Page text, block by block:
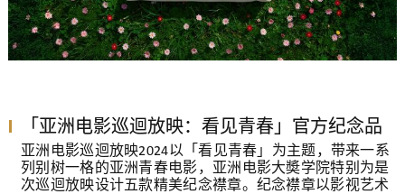
「亚洲电影巡迴放映：看见青春」官方纪念品
亚洲电影巡迴放映2024以「看见青春」为主题，带来一系
列别树一格的亚洲青春电影，亚洲电影大奬学院特别为是
次巡迴放映设计五款精美纪念襟章。纪念襟章以影视艺术